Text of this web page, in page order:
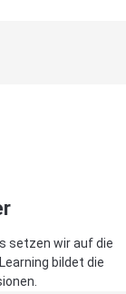
setzen wir auf die
bildet die